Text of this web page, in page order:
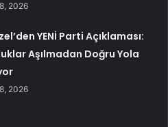
2026
YENİ Parti Açıklaması:
Aşılmadan Doğru Yola
2026